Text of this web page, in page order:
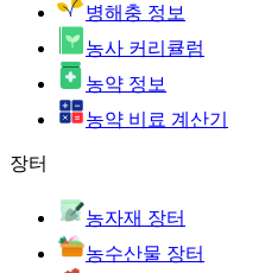
병해충 정보
농사 커리큘럼
농약 정보
농약 비료 계산기
장터
농자재 장터
농수산물 장터